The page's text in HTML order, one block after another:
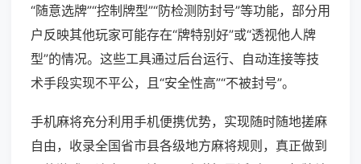
“随意选牌”“控制牌型”“防检测防封号”等功能，部分用
户反映其他玩家可能存在“牌特别好”或“透视他人牌
型”的情况。这些工具通过后台运行、自动连接等技
术手段实现不平公，且“安全性高”“不被封号”。
手机麻将充分利用手机便携优势，实现随时随地搓麻
自由，收录全国省市县各级地方麻将规则，真正做到